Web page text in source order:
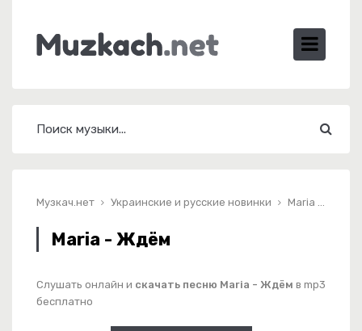
Музкач.нет Украинские и русские новинки Maria - Ждём
Maria - Ждём
Слушать онлайн и скачать песню Maria - Ждём в mp3
бесплатно